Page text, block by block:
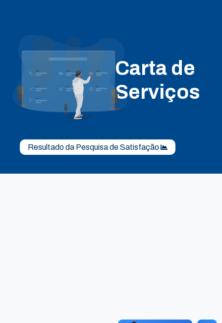
Carta de
Serviços
Resultado da Pesquisa de Satisfação